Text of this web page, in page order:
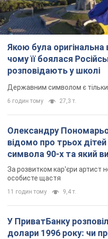
Якою була оригінальна
чому її боялася
розповідають у школі
Державним символом є тільки
6 годин тому 27,3 т.
Олександру
відомо про трьох
символа 90-х та який
мають
За розвитком кар'єри артист
особисте щастя
11 годин тому 9,4 т.
У ПриватБанку
долари 1996 року: чи